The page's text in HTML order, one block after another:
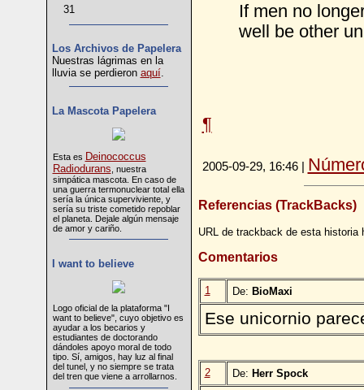
31
Los Archivos de Papelera
Nuestras lágrimas en la
lluvia se perdieron aquí.
La Mascota Papelera
Esta es Deinococcus
Radiodurans , nuestra
simpática mascota. En caso de
una guerra termonuclear total ella
sería la única superviviente, y
sería su triste cometido repoblar
el planeta. Dejale algún mensaje
de amor y cariño.
I want to believe
Logo oficial de la plataforma "I
want to believe", cuyo objetivo es
ayudar a los becarios y
estudiantes de doctorando
dándoles apoyo moral de todo
tipo. Sí, amigos, hay luz al final
del tunel, y no siempre se trata
del tren que viene a arrollarnos.
If men no
well be other
¶
2005-09-29, 16:46 |
Referencias (TrackBacks)
URL de trackback de esta
Comentarios
1 De: BioMaxi
Ese unicornio
2 De: Herr Spock